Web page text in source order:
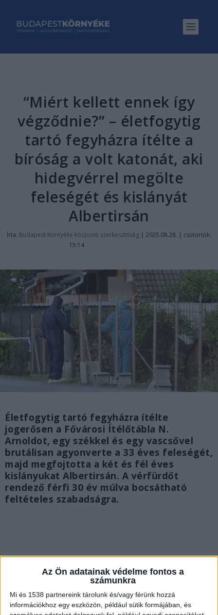
Az Ön adatainak védelme fontos a
számunkra
Mi és 1538 partnereink tárolunk és/vagy férünk hozzá
információkhoz egy eszközön, például sütik formájában, és
“Miért kellett ennek így
végződnie?” – életfogytig
tartó fegyházra ítélte a
bíróság a volt katonát, aki
hidegvérrel megölte
feleségét és kislányát
Albertirsán
Írta: Budapest Környéke központi szerkesztőség | 2025.08.28. | csütörtök:
15:14
Életfogytig tartó fegyházra ítélte
jogerősen a Fővárosi Ítélőtábla N.
Arnoldot, egy székkel és egy vascsővel
brutálisan agyonverte a 33 éves feleségét,
majd megfojtotta a két és fél éves
kislányukat Albertirsán. A vérfürdőt
rendező férfi 30 év múlva bocsátható
feltételes szabadságra.